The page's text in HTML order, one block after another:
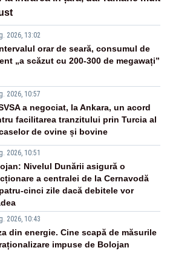
2026, 13:02
orar de seară, consumul de
„a scăzut cu 200-300 de megawați”
2026, 10:57
a negociat, la Ankara, un acord
facilitarea tranzitului prin Turcia al
de ovine și bovine
2026, 10:51
Nivelul Dunării asigură o
a centralei de la Cernavodă
cinci zile dacă debitele vor
2026, 10:43
din energie. Cine scapă de măsurile
impuse de Bolojan